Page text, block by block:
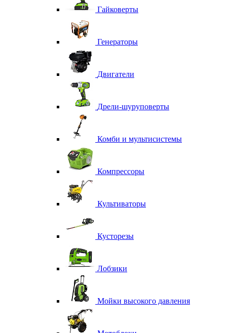
Гайковерты
Генераторы
Двигатели
Дрели-шуруповерты
Комби и мультисистемы
Компрессоры
Культиваторы
Кусторезы
Лобзики
Мойки высокого давления